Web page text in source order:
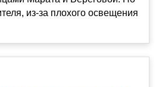
из-за плохого освещения